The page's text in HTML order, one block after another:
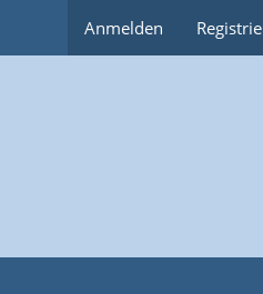
Anmelden